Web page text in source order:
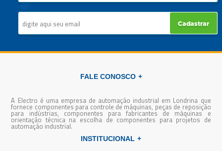
Cadastrar
FALE CONOSCO
A Electro é uma empresa de automação industrial em Londrina que
fornece componentes para controle de máquinas, peças de reposição
para indústrias, componentes para fabricantes de máquinas e
orientação técnica na escolha de componentes para projetos de
automação industrial.
INSTITUCIONAL